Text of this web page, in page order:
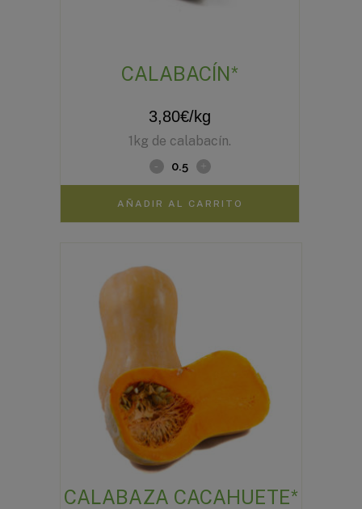
AÑADIR AL CARRITO
CALABACÍN*
3,80€/kg
1kg de calabacín.
CALABAZA CACAHUETE*